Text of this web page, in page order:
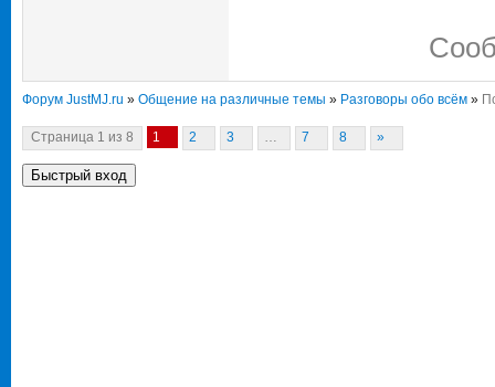
Форум JustMJ.ru » Общение на различные темы » Разговоры обо всём »
Страница 1 из 8 1 2 3 … 7 8 »